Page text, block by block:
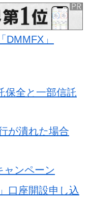
」
保全と一部信託
が潰れた場合
ャンペーン
口座開設申し込